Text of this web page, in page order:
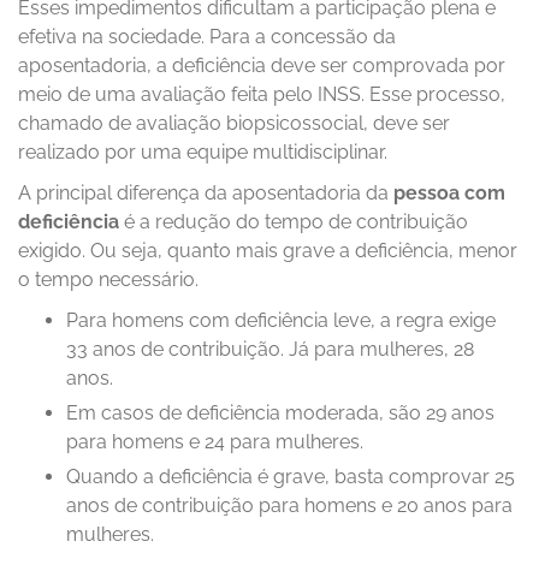
Esses impedimentos dificultam a participação plena e
efetiva na sociedade. Para a concessão da
aposentadoria, a deficiência deve ser comprovada por
meio de uma avaliação feita pelo INSS. Esse processo,
chamado de avaliação biopsicossocial, deve ser
realizado por uma equipe multidisciplinar.
A principal diferença da aposentadoria da pessoa com
deficiência é a redução do tempo de contribuição
exigido. Ou seja, quanto mais grave a deficiência, menor
o tempo necessário.
Para homens com deficiência leve, a regra exige
33 anos de contribuição. Já para mulheres, 28
anos.
Em casos de deficiência moderada, são 29 anos
para homens e 24 para mulheres.
Quando a deficiência é grave, basta comprovar 25
anos de contribuição para homens e 20 anos para
mulheres.